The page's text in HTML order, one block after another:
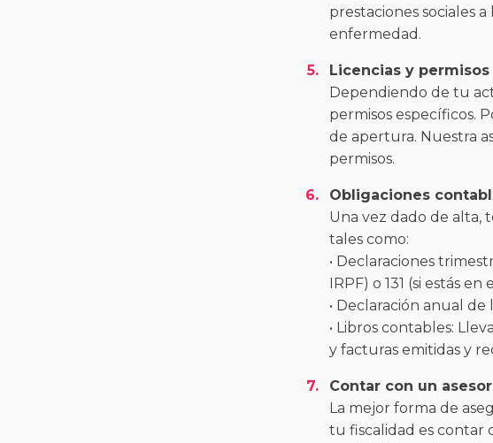
prestaciones sociales
enfermedad.
Licencias y permisos
Dependiendo de tu
permisos específicos.
de apertura. Nuestra
permisos.
Obligaciones
Una vez dado de alta,
tales como:
• Declaraciones
IRPF) o 131 (si estás
• Declaración anual de
• Libros contables:
y facturas emitidas y
Contar con un
La mejor forma de
tu fiscalidad es contar